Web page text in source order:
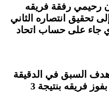
رحيمي رفقة فريقه
تحقيق انتصاره الثاني
جاء على حساب اتحاد
السبق في الدقيقة
15 من المباراة، التي انتهت بفوز فريقه بنتيجة 3